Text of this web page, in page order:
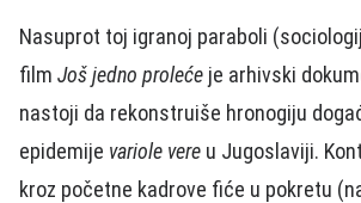
Nasuprot toj igranoj paraboli
film Još jedno proleće je arhivski
nastoji da rekonstruiše hronogiju
epidemije variole vere u Jugoslaviji.
kroz početne kadrove fiće u pokretu